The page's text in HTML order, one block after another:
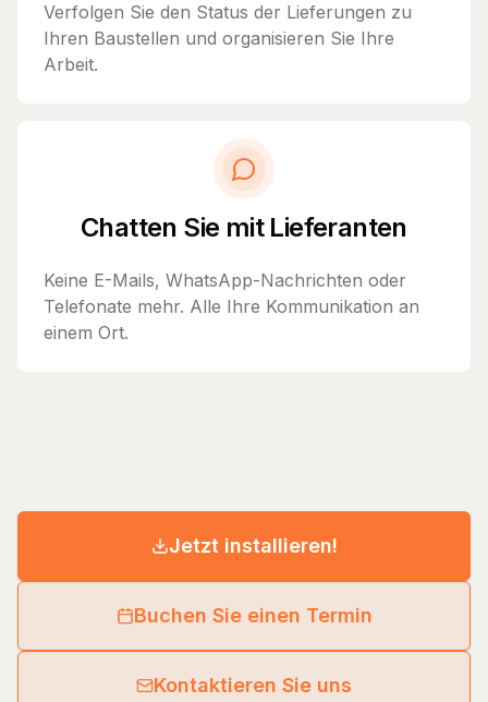
Verfolgen Sie den Status der Lieferungen zu
Ihren Baustellen und organisieren Sie Ihre
Arbeit.
Chatten Sie mit Lieferanten
Keine E-Mails, WhatsApp-Nachrichten oder
Telefonate mehr. Alle Ihre Kommunikation an
einem Ort.
Jetzt installieren!
Buchen Sie einen Termin
Kontaktieren Sie uns